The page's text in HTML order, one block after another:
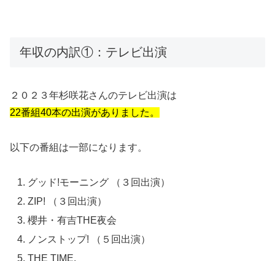
年収の内訳①：テレビ出演
２０２３年杉咲花さんのテレビ出演は
22番組40本の出演がありました。
以下の番組は一部になります。
グッド!モーニング （３回出演）
ZIP! （３回出演）
櫻井・有吉THE夜会
ノンストップ! （５回出演）
THE TIME,